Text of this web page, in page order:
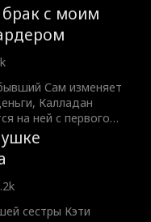
в возрас
Jung
она в прошлом,
его. А он с горечью
Только через мой
с моим
Сам изменяет
Калладан
на ней с первого
говорит ей, что он
миллиардер в
Сам, когда узнает?
свои
в секрете от
и друзей в жизни
сестры Кэти